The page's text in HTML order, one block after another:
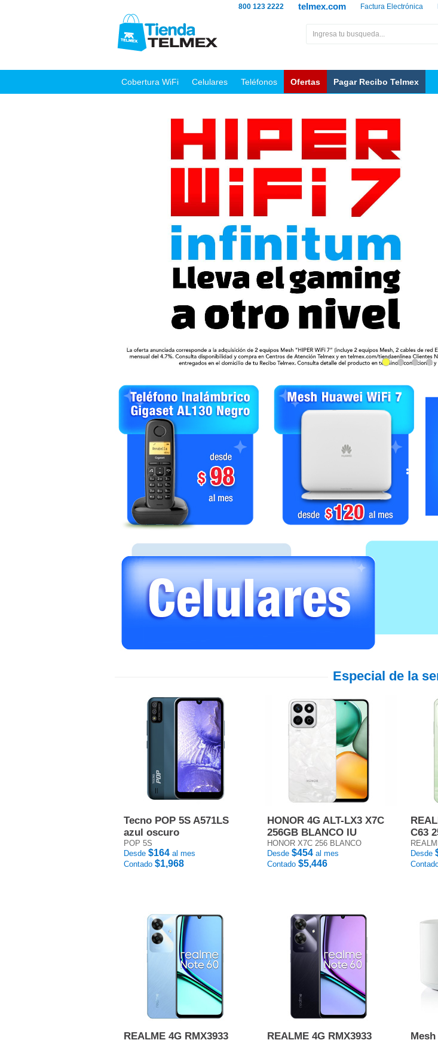
Factura Electrónica
telmex.com
800 123 2222
Cobertura WiFi Celulares Teléfonos Ofertas Pagar Recibo Telmex
Especial de la
Tecno POP 5S A571LS
azul oscuro
POP 5S
Desde $164 al mes
Contado $1,968
HONOR 4G ALT-LX3 X7C
256GB BLANCO IU
HONOR X7C 256 BLANCO
Desde $454 al mes
Contado $5,446
C63
Desde
REALME 4G RMX3933
REALME 4G RMX3933